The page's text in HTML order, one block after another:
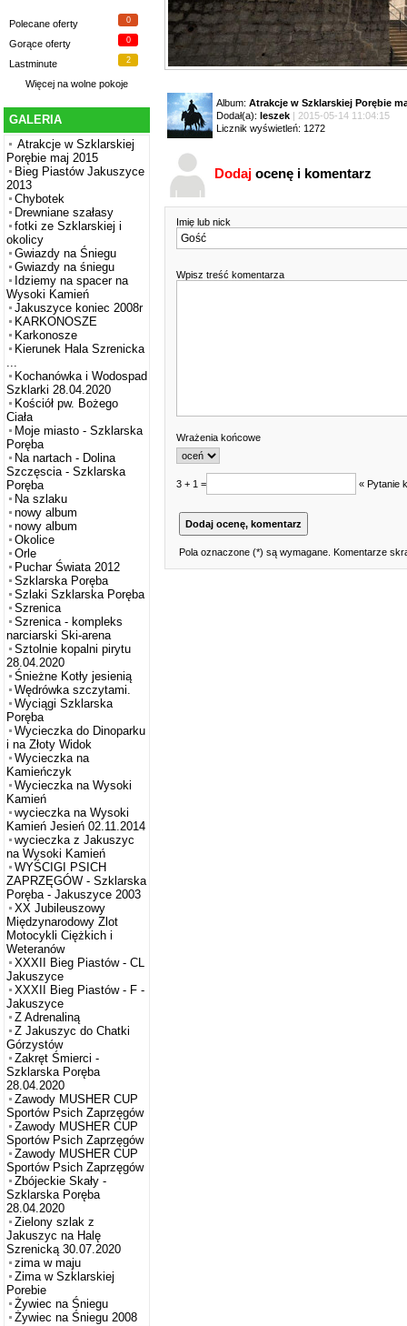
Polecane oferty 0
Gorące oferty 0
Lastminute 2
Więcej na wolne pokoje
GALERIA
Atrakcje w Szklarskiej
Porębie maj 2015
Bieg Piastów Jakuszyce
2013
Chybotek
Drewniane szałasy
fotki ze Szklarskiej i
okolicy
Gwiazdy na Śniegu
Gwiazdy na śniegu
Idziemy na spacer na
Wysoki Kamień
Jakuszyce koniec 2008r
KARKONOSZE
Karkonosze
Kierunek Hala Szrenicka
...
Kochanówka i Wodospad
Szklarki 28.04.2020
Kościół pw. Bożego
Ciała
Moje miasto - Szklarska
Poręba
Na nartach - Dolina
Szczęscia - Szklarska
Poręba
Na szlaku
nowy album
nowy album
Okolice
Orle
Puchar Świata 2012
Szklarska Poręba
Szlaki Szklarska Poręba
Szrenica
Szrenica - kompleks
narciarski Ski-arena
Sztolnie kopalni pirytu
28.04.2020
Śnieżne Kotły jesienią
Wędrówka szczytami.
Wyciągi Szklarska
Poręba
Wycieczka do Dinoparku
i na Złoty Widok
Wycieczka na
Kamieńczyk
Wycieczka na Wysoki
Kamień
wycieczka na Wysoki
Kamień Jesień 02.11.2014
wycieczka z Jakuszyc
na Wysoki Kamień
WYŚCIGI PSICH
ZAPRZĘGÓW - Szklarska
Poręba - Jakuszyce 2003
XX Jubileuszowy
Międzynarodowy Zlot
Motocykli Ciężkich i
Weteranów
XXXII Bieg Piastów - CL
Jakuszyce
XXXII Bieg Piastów - F -
Jakuszyce
Z Adrenaliną
Z Jakuszyc do Chatki
Górzystów
Zakręt Śmierci -
Szklarska Poręba
28.04.2020
Zawody MUSHER CUP
Sportów Psich Zaprzęgów
Zawody MUSHER CUP
Sportów Psich Zaprzęgów
Zawody MUSHER CUP
Sportów Psich Zaprzęgów
Zbójeckie Skały -
Szklarska Poręba
28.04.2020
Zielony szlak z
Jakuszyc na Halę
Szrenicką 30.07.2020
zima w maju
Zima w Szklarskiej
Porebie
Żywiec na Śniegu
Żywiec na Śniegu 2008
Album: Atrakcje w Szklarskiej Porębie
Dodał(a): leszek | 2015-05-14 11:04:15
Licznik wyświetleń: 1272
Dodaj ocenę i komentarz
Imię lub nick
Wpisz treść komentarza
Wrażenia końcowe
3 + 1 = « Pytanie
Pola oznaczone (*) są wymagane. Komentarze